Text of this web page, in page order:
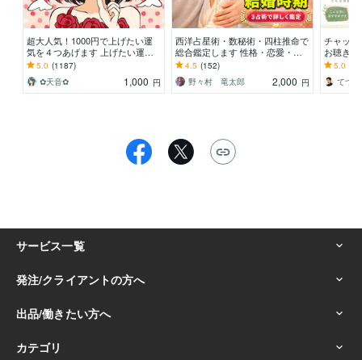
超大人気！1000円で上げたい運
気を４つあげます 上げたい運気
を上げて、強い気持ちで、貴方様
らしく生きよう⤴️
5.0 (1187)
✿天音✿
1,000 円
西洋占星術・数秘術・四柱推命で
総合鑑定します 性格・恋愛・仕
事・人間関係を3占術で鑑定しま
す！
4.5 (152)
野々村 竜太郎
2,000 円
チャッ
お聴き
良い方
痴・雑
5.0
てつ_